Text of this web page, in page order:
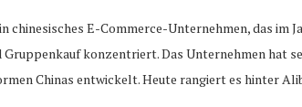
chinesisches E-Commerce-Unternehmen, das im
konzentriert. Das Unternehmen hat
Chinas entwickelt. Heute rangiert es hinter